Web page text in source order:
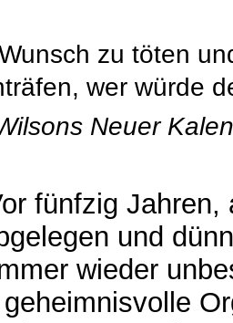
zu töten
wer würde
Neuer
fünfzig
und
wieder